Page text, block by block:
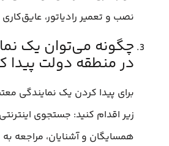
نصب و تعمیر رادیاتور،
چگونه می‌توان یک
در منطقه دولت پیدا
برای پیدا کردن یک نمایندگی
زیر اقدام کنید: جستجوی
همسایگان و آشنایان، مراجعه